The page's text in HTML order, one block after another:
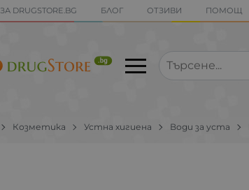
ЗА DRUGSTORE.BG БЛОГ ОТЗИВИ ПОМОЩ
Козметика Устна хигиена Води за уста